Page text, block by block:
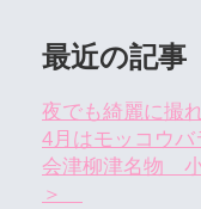
最近の記事
夜でも綺麗に撮
4月はモッコウバ
会津柳津名物
＞